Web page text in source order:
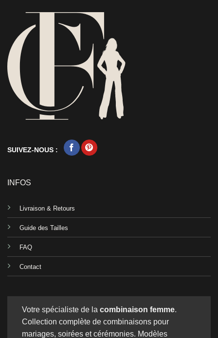
SUIVEZ-NOUS :
INFOS
Livraison & Retours
Guide des Tailles
FAQ
Contact
Votre spécialiste de la combinaison femme.
Collection complète de combinaisons pour
mariages, soirées et cérémonies. Modèles